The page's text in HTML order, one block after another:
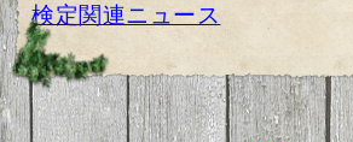
検定関連ニュース